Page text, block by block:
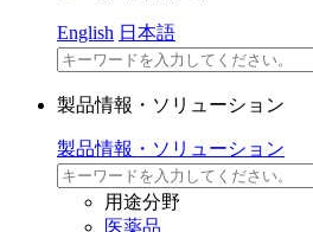
English 日本語
製品情報・ソリューション
製品情報・ソリューション
用途分野
医薬品